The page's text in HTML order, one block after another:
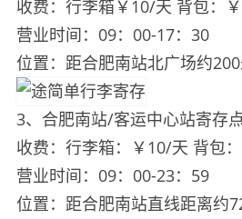
收费：行李箱￥10/天 背包：
营业时间：09：00-17：30
位置：距合肥南站北广场约
3、合肥南站/客运中心站寄存
收费：行李箱：￥10/天 背包
营业时间：09：00-23：59
位置：距合肥南站直线距离约